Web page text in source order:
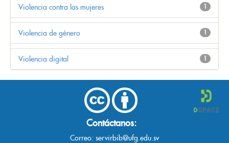
1
Violencia contra las mujeres
1
Violencia de género
1
Violencia digital
Contáctanos:
Correo: servirbib@ufg.edu.sv